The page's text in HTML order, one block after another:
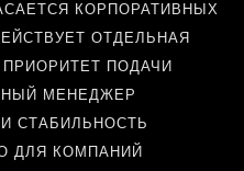
КОРПОРАТИВНЫХ
ОТДЕЛЬНАЯ
ПОДАЧИ
МЕНЕДЖЕР
СТАБИЛЬНОСТЬ
ДЛЯ КОМПАНИЙ